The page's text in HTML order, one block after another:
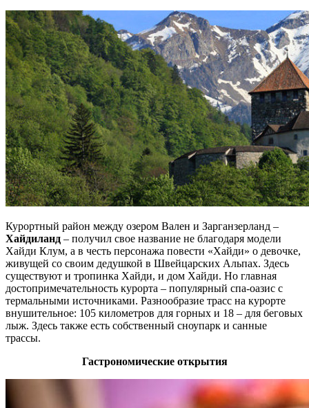
Курортный район между озером Вален и Зарганзерланд –
Хайдиланд – получил свое название не благодаря модели
Хайди Клум, а в честь персонажа повести «Хайди» о девочке,
живущей со своим дедушкой в Швейцарских Альпах. Здесь
существуют и тропинка Хайди, и дом Хайди. Но главная
достопримечательность курорта – популярный спа-оазис с
термальными источниками. Разнообразие трасс на курорте
внушительное: 105 километров для горных и 18 – для беговых
лыж. Здесь также есть собственный сноупарк и санные
трассы.
Гастрономические открытия